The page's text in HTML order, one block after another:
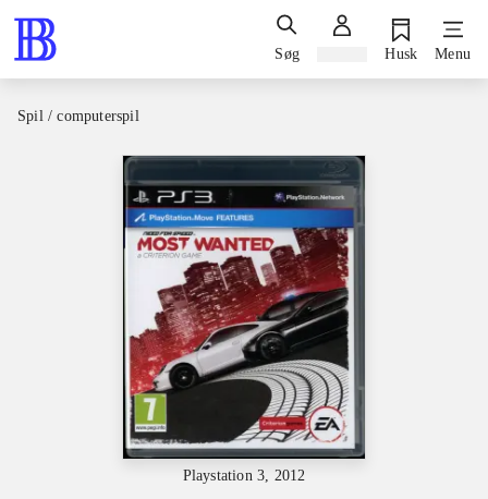
Søg Husk Menu
Spil / computerspil
Playstation 3, 2012